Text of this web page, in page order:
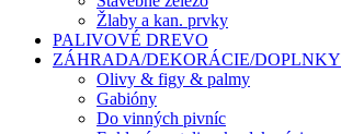
Žlaby a kan. prvky
PALIVOVÉ DREVO
ZÁHRADA/DEKORÁCIE/DOPLNKY
Olivy & figy & palmy
Gabióny
Do vinných pivníc